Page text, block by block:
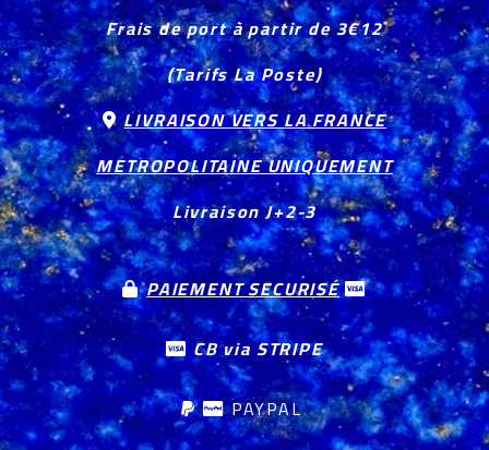
Frais de port à partir de 3€12
(Tarifs La Poste)
LIVRAISON VERS LA FRANCE
METROPOLITAINE UNIQUEMENT
Livraison J+2-3
PAIEMENT SECURISÉ 
CB via STRIPE
PAYPAL